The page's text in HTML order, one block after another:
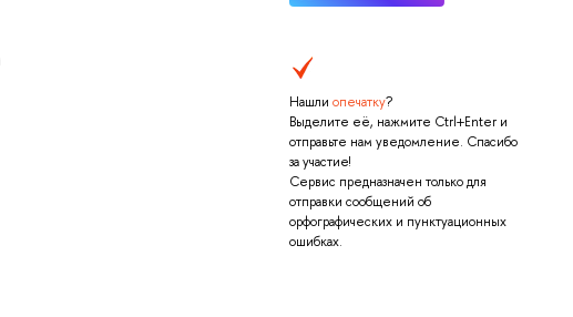
Нашли опечатку?
Выделите её, нажмите Ctrl+Enter и
отправьте нам уведомление. Спасибо
за участие!
Сервис предназначен только для
отправки сообщений об
орфографических и пунктуационных
ошибках.